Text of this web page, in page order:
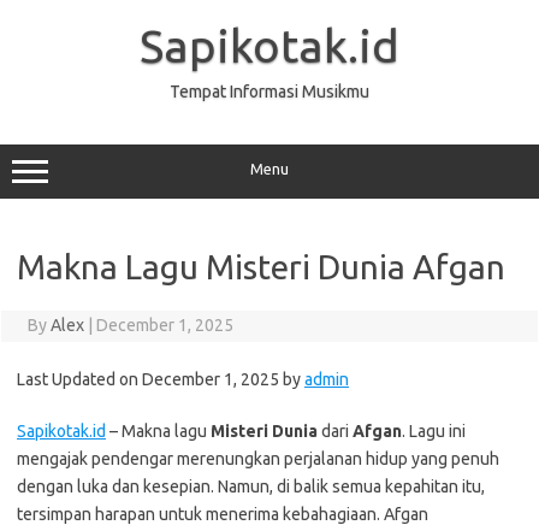
Sapikotak.id
Tempat Informasi Musikmu
Menu
Makna Lagu Misteri Dunia Afgan
ByAlex December 1, 2025
Last Updated on December 1, 2025 byadmin
Sapikotak.id – Makna lagu Misteri Duniadari Afgan. Lagu ini
mengajak pendengar merenungkan perjalanan hidup yang penuh
dengan luka dan kesepian. Namun, di balik semua kepahitan itu,
tersimpan harapan untuk menerima kebahagiaan. Afgan